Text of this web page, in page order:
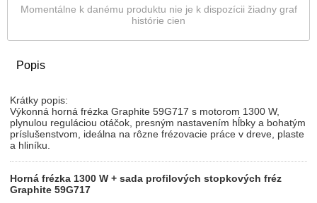
Momentálne k danému produktu nie je k dispozícii žiadny graf
histórie cien
Popis
Krátky popis:
Výkonná horná frézka Graphite 59G717 s motorom 1300 W,
plynulou reguláciou otáčok, presným nastavením hĺbky a bohatým
príslušenstvom, ideálna na rôzne frézovacie práce v dreve, plaste
a hliníku.
Horná frézka 1300 W + sada profilových stopkových fréz
Graphite 59G717